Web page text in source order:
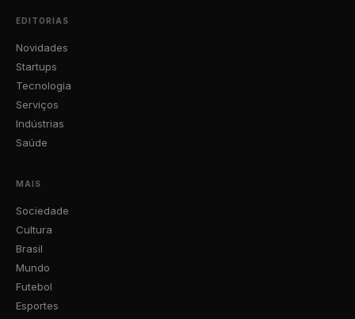
EDITORIAS
Novidades
Startups
Tecnologia
Serviços
Indústrias
Saúde
MAIS
Sociedade
Cultura
Brasil
Mundo
Futebol
Esportes